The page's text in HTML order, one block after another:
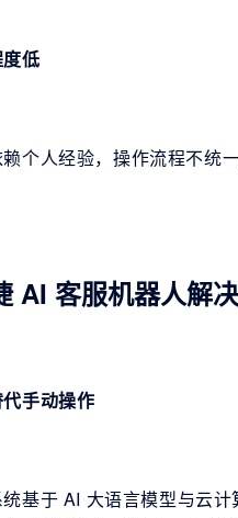
度低
个人经验，操作流程不统
AI 客服机器人解
代手动操作
基于 AI 大语言模型与云